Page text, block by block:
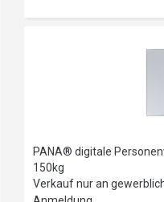
PANA® digitale
150kg
Verkauf nur an